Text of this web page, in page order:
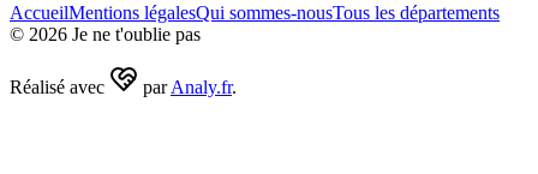
AccueilMentions légalesQui sommes-nousTous les départements
© 2026 Je ne t'oublie pas
Réalisé avec par Analy.fr.